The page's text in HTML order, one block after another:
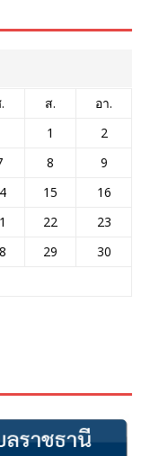
ส.
อา.
1
2
8
9
15
16
22
23
29
30